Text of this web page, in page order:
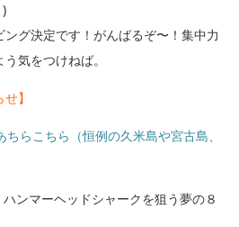
グ決定です！がんばるぞ〜！集中力
気をつけねば。
】
らこちら（恒例の久米島や宮古島、
ンマーヘッドシャークを狙う夢の８